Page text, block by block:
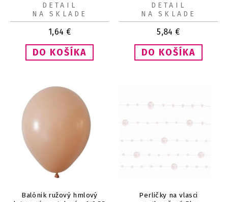
1,64 €
DETAIL
NA SKLADE
5,84 €
DETAIL
NA SKLADE
Balónik ružový hmlový
Perličky na vlasci